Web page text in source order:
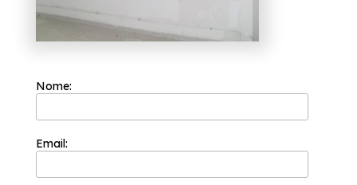
temperado Ipiranga, A Esquadriflex atua no
segmento de esquadrias e disponibiliza para
seus clientes serviços como os Janela
solicite já o que precisa com toda a
qualidade necessária, estamos a disposição.
Nome:
Email: